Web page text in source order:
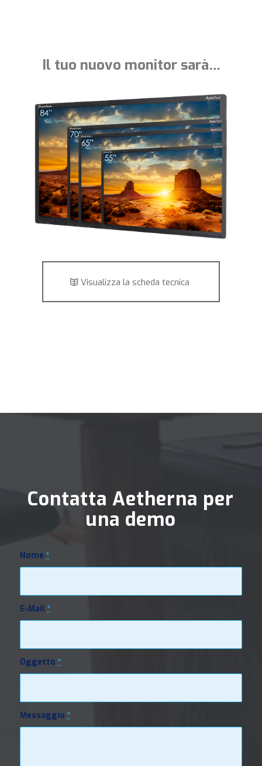
Il tuo nuovo monitor sarà…
Visualizza la scheda tecnica
Contatta Aetherna per
una demo
Nome *
E-Mail *
Oggetto *
Messaggio *